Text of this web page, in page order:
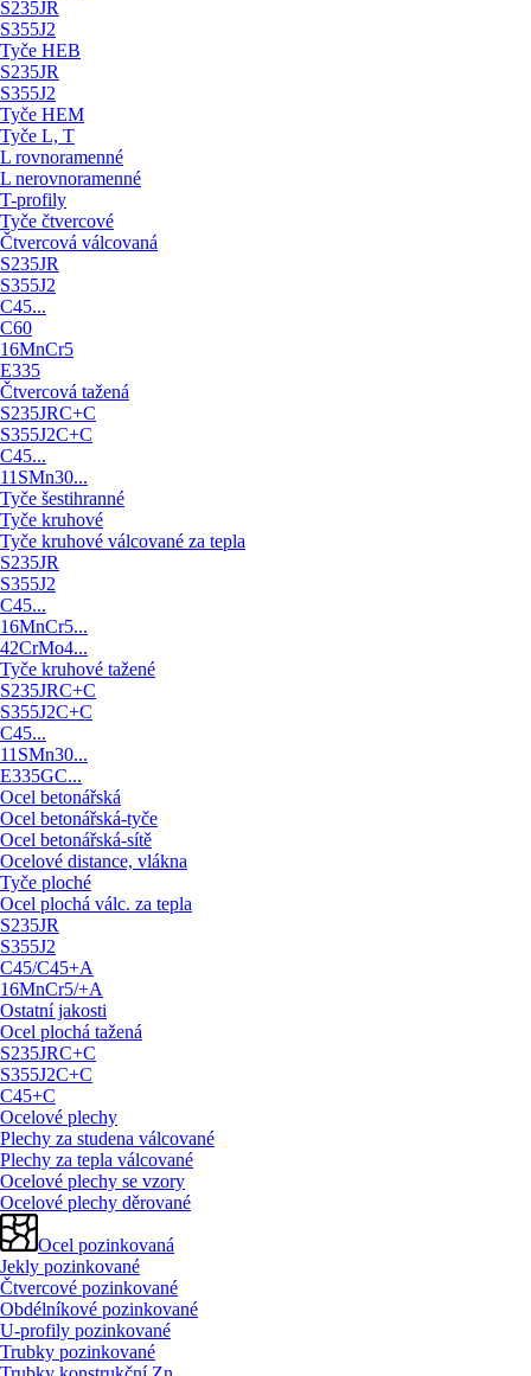
S235JR
S355J2
Tyče HEB
S235JR
S355J2
Tyče HEM
Tyče L, T
L rovnoramenné
L nerovnoramenné
T-profily
Tyče čtvercové
Čtvercová válcovaná
S235JR
S355J2
C45...
C60
16MnCr5
E335
Čtvercová tažená
S235JRC+C
S355J2C+C
C45...
11SMn30...
Tyče šestihranné
Tyče kruhové
Tyče kruhové válcované za tepla
S235JR
S355J2
C45...
16MnCr5...
42CrMo4...
Tyče kruhové tažené
S235JRC+C
S355J2C+C
C45...
11SMn30...
E335GC...
Ocel betonářská
Ocel betonářská-tyče
Ocel betonářská-sítě
Ocelové distance, vlákna
Tyče ploché
Ocel plochá válc. za tepla
S235JR
S355J2
C45/C45+A
16MnCr5/+A
Ostatní jakosti
Ocel plochá tažená
S235JRC+C
S355J2C+C
C45+C
Ocelové plechy
Plechy za studena válcované
Plechy za tepla válcované
Ocelové plechy se vzory
Ocelové plechy děrované
Ocel pozinkovaná
Jekly pozinkované
Čtvercové pozinkované
Obdélníkové pozinkované
U-profily pozinkované
Trubky pozinkované